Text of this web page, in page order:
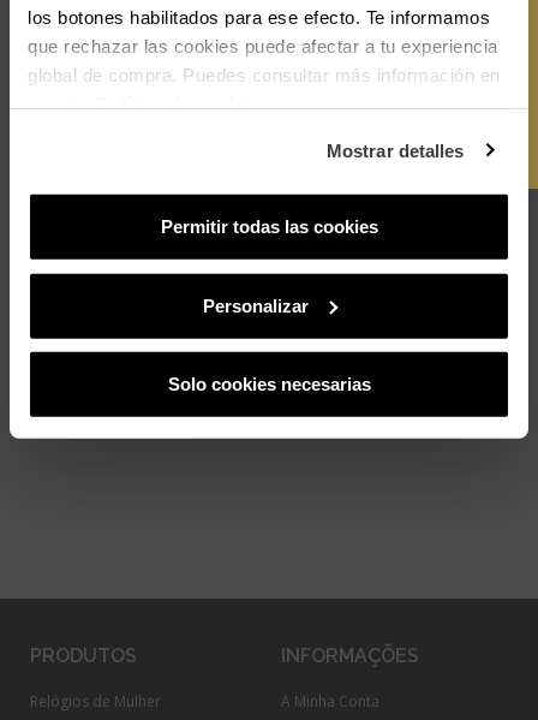
los botones habilitados para ese efecto. Te informamos
que rechazar las cookies puede afectar a tu experiencia
global de compra. Puedes consultar más información en
Mostrar detalles
Permitir todas las cookies
Personalizar
Solo cookies necesarias
Colar Cacto Preto PEREIRA Homem RADIANT Joias. Acrescenta um toque de
aventura ao teu pescoço com esta colar cacto em preto da coleção PEREIRA. O
seu design detalhado reflete o teu espírito aventureiro. A coleção PEREIRA da
com um toque internacional. Radiant, marca de relógios e joias desde 1948.
Dados do produto
add
Pagamento Seguro
add
Envio e devoluções
PRODUTOS
Relógios de Mulher
INFORMAÇÕES
A Minha Conta
-10%
OBTER CUPÃO